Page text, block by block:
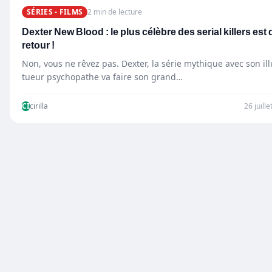
SÉRIES - FILMS 2 min de lecture
Dexter New Blood : le plus célèbre des serial killers est
retour !
Non, vous ne rêvez pas. Dexter, la série mythique avec son
tueur psychopathe va faire son grand…
CIcirilla 26